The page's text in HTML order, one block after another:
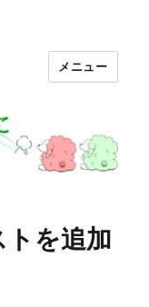
メニュー
を追加